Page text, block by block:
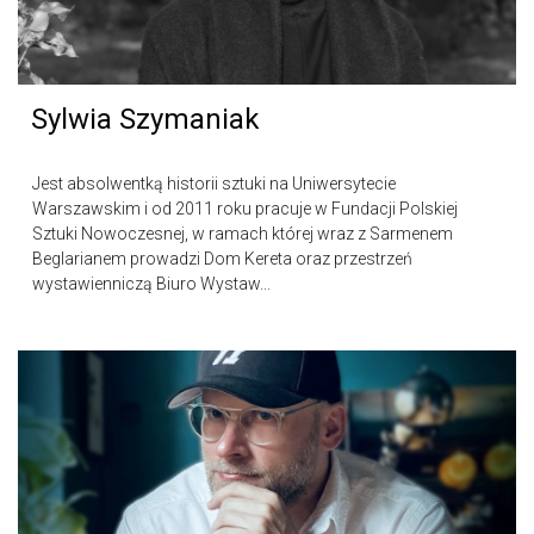
Sylwia Szymaniak
Jest absolwentką historii sztuki na Uniwersytecie
Warszawskim i od 2011 roku pracuje w Fundacji Polskiej
Sztuki Nowoczesnej, w ramach której wraz z Sarmenem
Beglarianem prowadzi Dom Kereta oraz przestrzeń
wystawienniczą Biuro Wystaw...